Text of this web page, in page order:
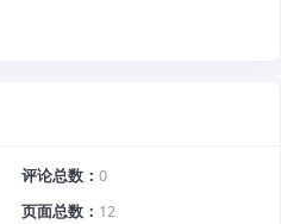
评论总数
0
页面总数
12